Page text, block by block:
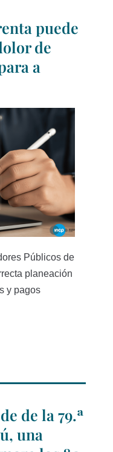
puede
de
a
Públicos de
planeación
y pagos
de la 79.ª
una